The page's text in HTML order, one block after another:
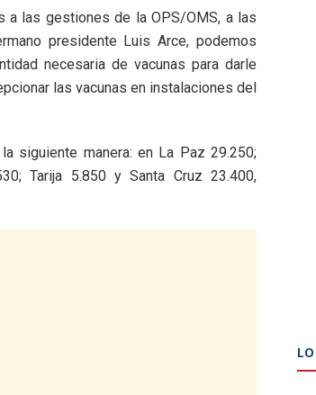
a las gestiones de la OPS/OMS, a las
presidente Luis Arce, podemos
necesaria de vacunas para darle
las vacunas en instalaciones del
siguiente manera: en La Paz 29.250;
Tarija 5.850 y Santa Cruz 23.400,